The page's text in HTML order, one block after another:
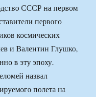
СССР на первом
первого
космических
и Валентин Глушко,
в эту эпоху.
назвал
полета на